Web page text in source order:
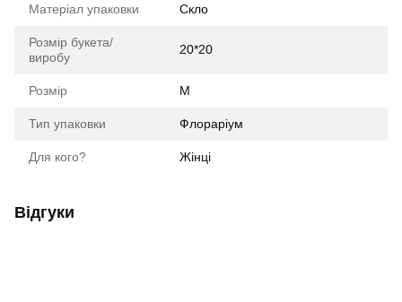
Матеріал упаковки Скло
Розмір букета/
виробу
20*20
Розмір М
Тип упаковки Флораріум
Для кого? Жінці
Відгуки